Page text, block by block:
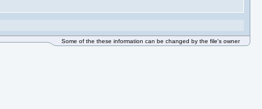
Some of the these information can be changed by the file's owner